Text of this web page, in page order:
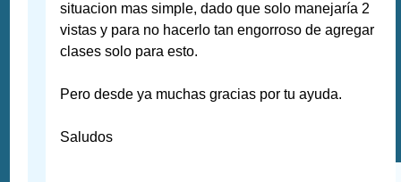
situacion mas simple, dado que solo manejaría 2
vistas y para no hacerlo tan engorroso de agregar
clases solo para esto.
Pero desde ya muchas gracias por tu ayuda.
Saludos